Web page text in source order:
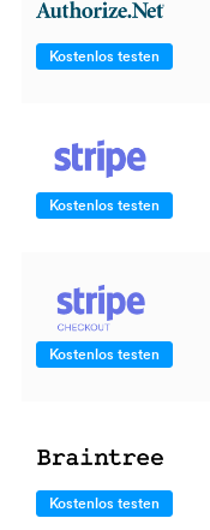
Kostenlos testen
Kostenlos testen
Kostenlos testen
Kostenlos testen